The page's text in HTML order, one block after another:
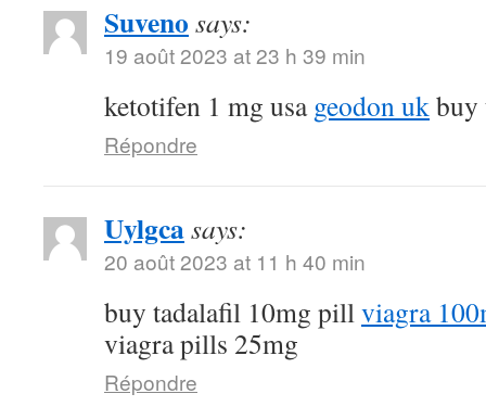
Suveno says:
19 août 2023 at 23 h 39 min
ketotifen 1 mg usageodon ukbuy
Répondre
Uylgcasays:
20 août 2023 at 11 h 40 min
buy tadalafil 10mg pillviagra
viagra pills 25mg
Répondre